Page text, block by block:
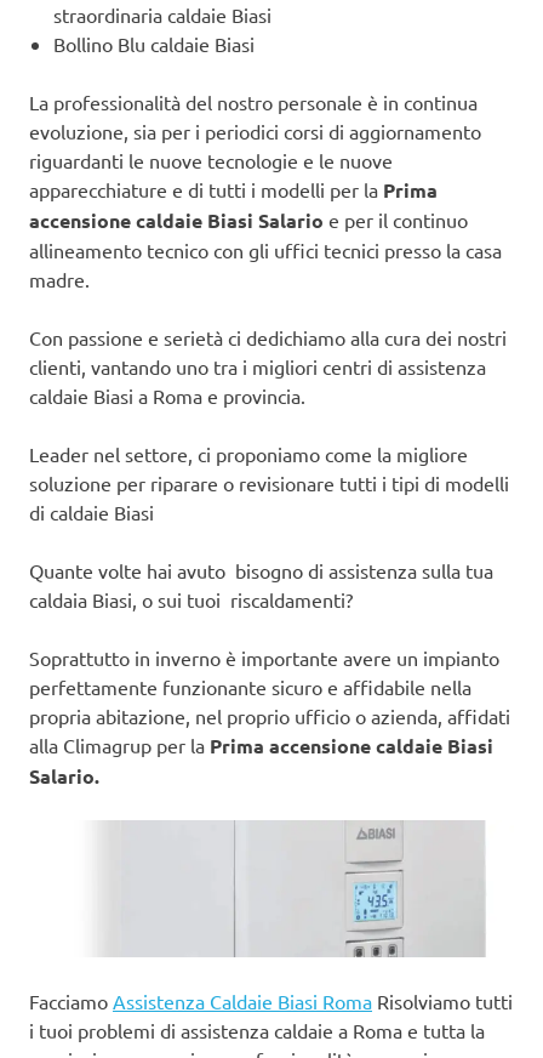
straordinaria caldaie Biasi
Bollino Blu caldaie Biasi
La professionalità del nostro personale è in continua
evoluzione, sia per i periodici corsi di aggiornamento
riguardanti le nuove tecnologie e le nuove
apparecchiature e di tutti i modelli per la Prima
accensione caldaie Biasi Salario e per il continuo
allineamento tecnico con gli uffici tecnici presso la casa
madre.
Con passione e serietà ci dedichiamo alla cura dei nostri
clienti, vantando uno tra i migliori centri di assistenza
caldaie Biasi a Roma e provincia.
Leader nel settore, ci proponiamo come la migliore
soluzione per riparare o revisionare tutti i tipi di modelli
di caldaie Biasi
Quante volte hai avuto bisogno di assistenza sulla tua
caldaia Biasi, o sui tuoi riscaldamenti?
Soprattutto in inverno è importante avere un impianto
perfettamente funzionante sicuro e affidabile nella
propria abitazione, nel proprio ufficio o azienda, affidati
alla Climagrup per la Prima accensione caldaie Biasi
Salario.
Facciamo Assistenza Caldaie Biasi Roma Risolviamo tutti
i tuoi problemi di assistenza caldaie a Roma e tutta la